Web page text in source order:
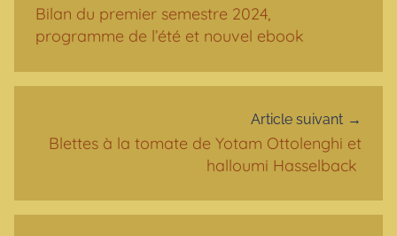
Bilan du premier semestre 2024,
programme de l’été et nouvel ebook
Article suivant
Blettes à la tomate de Yotam Ottolenghi et
halloumi Hasselback